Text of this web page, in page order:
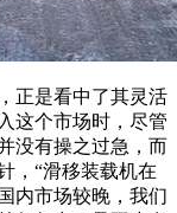
是看中了其灵活
这个市场时，尽管
没有操之过急，而
，“滑移装载机在
内市场较晚，我们